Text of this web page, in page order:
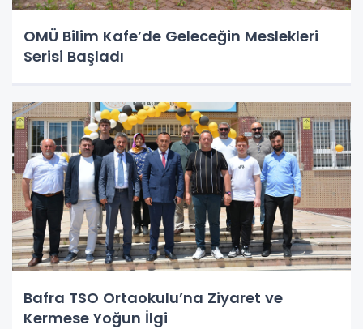
OMÜ Bilim Kafe’de Geleceğin Meslekleri
Serisi Başladı
Bafra TSO Ortaokulu’na Ziyaret ve
Kermese Yoğun İlgi